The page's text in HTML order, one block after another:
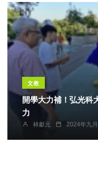
文教
開學大力補！弘光科
力
林獻元 2024年九